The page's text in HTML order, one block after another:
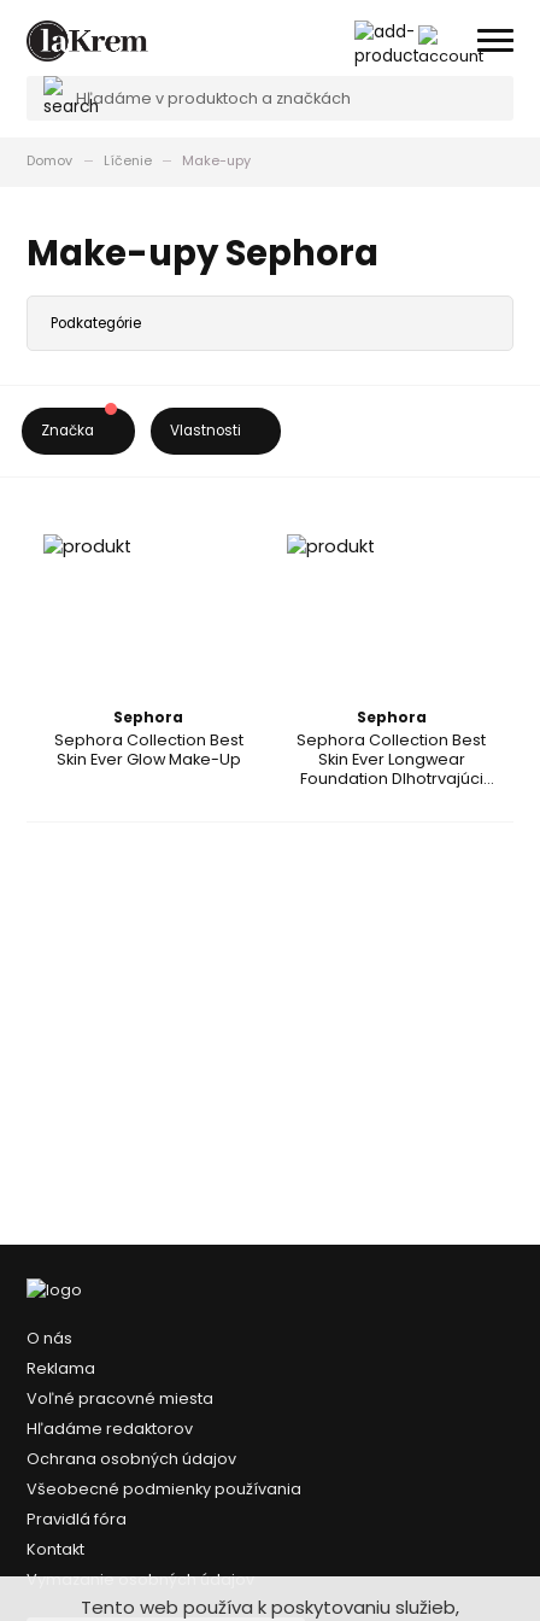
Domov Líčenie Make-upy
Make-upy Sephora
Značka Vlastnosti
Sephora
Sephora Collection Best
Skin Ever Glow Make-Up
Sephora
Sephora Collection Best
Skin Ever Longwear
Foundation Dlhotrvajúci
O nás
Reklama
Voľné pracovné miesta
Hľadáme redaktorov
Ochrana osobných údajov
Všeobecné podmienky používania
Pravidlá fóra
Kontakt
Vymazanie osobných údajov
Tento web používa k poskytovaniu služieb,